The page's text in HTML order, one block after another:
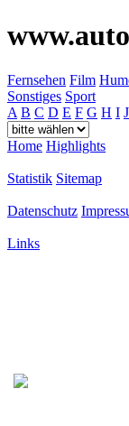
Fernsehen Film
Sonstiges Sport
A B C D E F G H I J
Home Highlights
Statistik Sitemap
Datenschutz
Links